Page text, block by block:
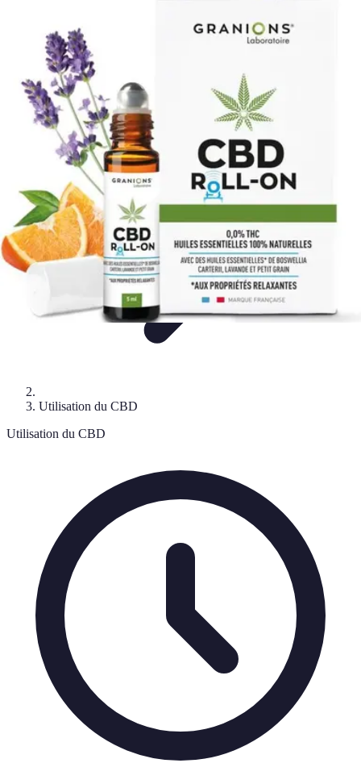
Achat et qualité
Achat UtilisationTendances CBD
Mon CBD Pro
Utilisation du CBD
Utilisation du CBD